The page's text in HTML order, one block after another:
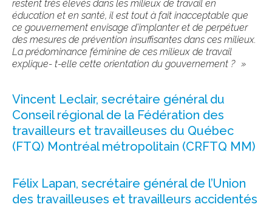
restent très élevés dans les milieux de travail en
éducation et en santé, il est tout à fait inacceptable que
ce gouvernement envisage d’implanter et de perpétuer
des mesures de prévention insuffisantes dans ces milieux.
La prédominance féminine de ces milieux de travail
explique- t-elle cette orientation du gouvernement ? »
Vincent Leclair, secrétaire général du
Conseil régional de la Fédération des
travailleurs et travailleuses du Québec
(FTQ) Montréal métropolitain (CRFTQ MM)
Félix Lapan, secrétaire général de l’Union
des travailleuses et travailleurs accidentés